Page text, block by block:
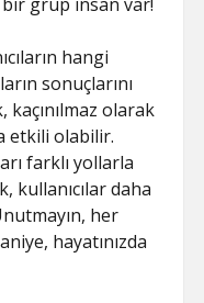
hangi
sonuçlarını
olarak
etkili olabilir.
farklı yollarla
kullanıcılar daha
her
hayatınızda